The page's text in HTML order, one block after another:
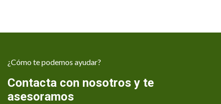
¿Cómo te podemos ayudar?
Contacta con nosotros y te
asesoramos